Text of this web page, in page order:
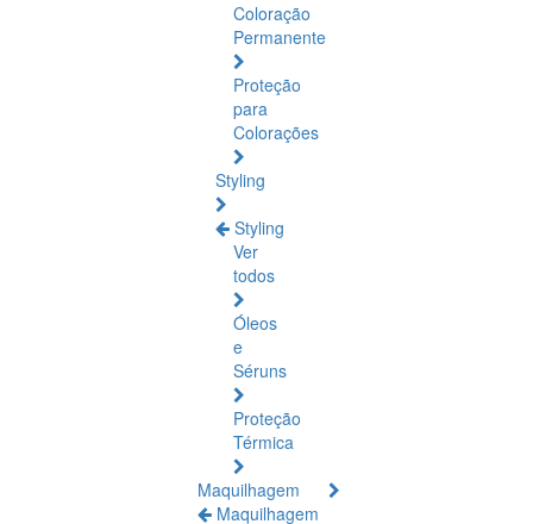
Coloração
Permanente
Proteção
para
Colorações
Styling
Styling
Ver
todos
Óleos
e
Séruns
Proteção
Térmica
Maquilhagem
Maquilhagem